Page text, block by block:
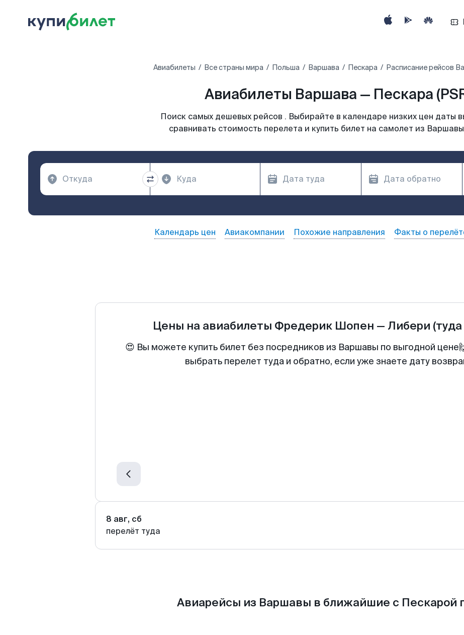
Авиабилеты Все страны мира Польша Варшава Пескара Расписание рейсов
Авиабилеты Варшава — Пескара
Поиск самых дешевых рейсов . Выбирайте в календаре низких цен даты
сравнивать стоимость перелета и купить билет на самолет из
Календарь цен Авиакомпании Похожие направления Факты о
Цены на авиабилеты Фредерик Шопен — Либери
😍 Вы можете купить билет без посредников из Варшавы по выгодной
выбрать перелет туда и обратно, если уже знаете дату
8 авг, сб
перелёт туда
Авиарейсы из Варшавы в ближайшие с Пескарой